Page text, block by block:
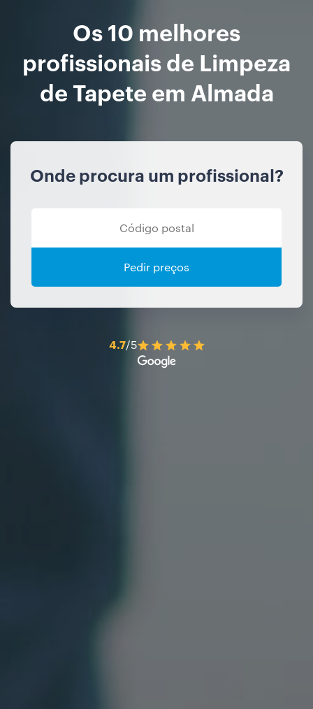
Os 10 melhores
profissionais de Limpeza
de Tapete em Almada
Onde procura um profissional?
Pedir preços
4.7/5